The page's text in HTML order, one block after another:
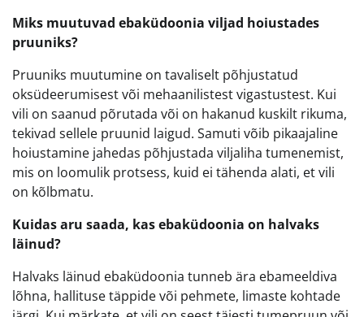
Miks muutuvad ebaküdoonia viljad hoiustades
pruuniks?
Pruuniks muutumine on tavaliselt põhjustatud
oksüdeerumisest või mehaanilistest vigastustest. Kui
vili on saanud põrutada või on hakanud kuskilt rikuma,
tekivad sellele pruunid laigud. Samuti võib pikaajaline
hoiustamine jahedas põhjustada viljaliha tumenemist,
mis on loomulik protsess, kuid ei tähenda alati, et vili
on kõlbmatu.
Kuidas aru saada, kas ebaküdoonia on halvaks
läinud?
Halvaks läinud ebaküdoonia tunneb ära ebameeldiva
lõhna, hallituse täppide või pehmete, limaste kohtade